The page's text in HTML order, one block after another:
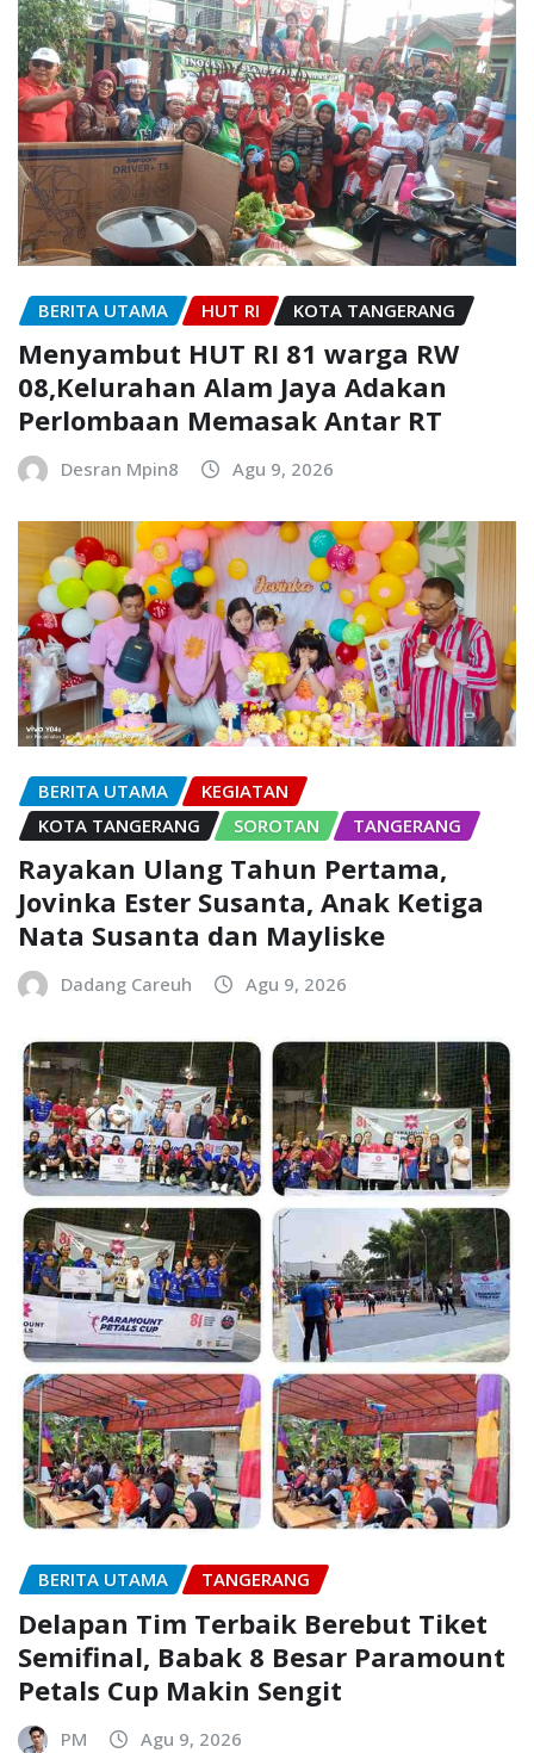
BERITA UTAMA HUT RI KOTA TANGERANG
Menyambut HUT RI 81 warga RW
08,Kelurahan Alam Jaya Adakan
Perlombaan Memasak Antar RT
Desran Mpin8 Agu 9, 2026
BERITA UTAMA
KEGIATAN
KOTA TANGERANG
SOROTAN TANGERANG
Rayakan Ulang Tahun Pertama,
Jovinka Ester Susanta, Anak Ketiga
Nata Susanta dan Mayliske
Dadang Careuh Agu 9, 2026
BERITA UTAMA TANGERANG
Delapan Tim Terbaik Berebut Tiket
Semifinal, Babak 8 Besar Paramount
Petals Cup Makin Sengit
PM Agu 9, 2026